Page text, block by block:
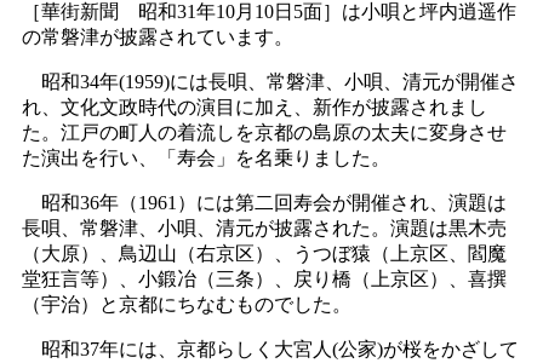
［華街新聞 昭和31年10月10日5面］は小唄と坪内逍遥作
の常磐津が披露されています。
昭和34年(1959)には長唄、常磐津、小唄、清元が開催さ
れ、文化文政時代の演目に加え、新作が披露されまし
た。江戸の町人の着流しを京都の島原の太夫に変身させ
た演出を行い、「寿会」を名乗りました。
昭和36年（1961）には第二回寿会が開催され、演題は
長唄、常磐津、小唄、清元が披露された。演題は黒木売
（大原）、鳥辺山（右京区）、うつぼ猿（上京区、閻魔
堂狂言等）、小鍛冶（三条）、戻り橋（上京区）、喜撰
（宇治）と京都にちなむものでした。
昭和37年には、京都らしく大宮人(公家)が桜をかざして